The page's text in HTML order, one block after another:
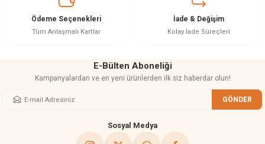
Bu ürüne benzer farklı alternatifler olmalı.
Ödeme Seçenekleri
Tüm Anlaşmalı Kartlar
İade & Değişim
Kolay İade Süreçleri
E-Bülten Aboneliği
Kampanyalardan ve en yeni ürünlerden ilk siz haberdar olun!
GÖNDER
Sosyal Medya